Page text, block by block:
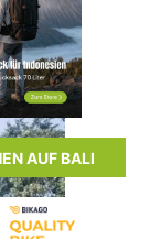
AUF BALI